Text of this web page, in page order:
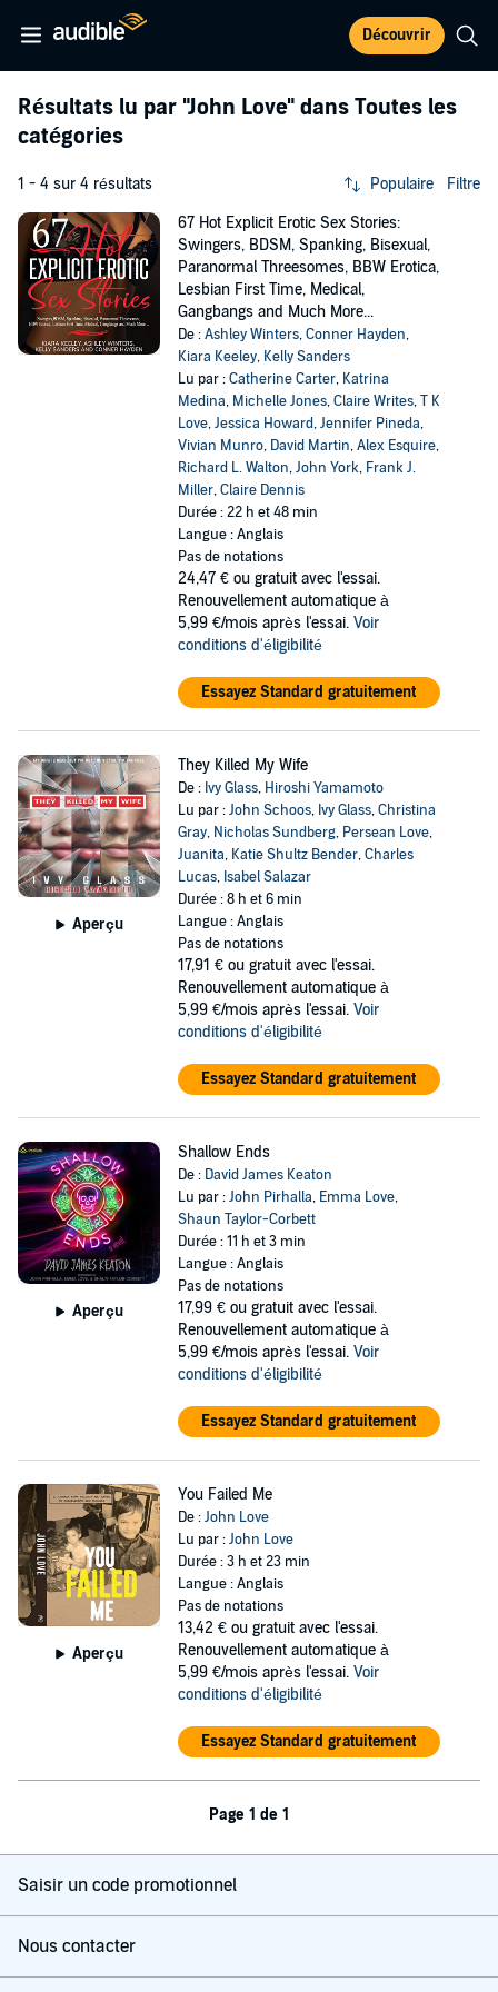
Découvrir
Résultats lu par "John Love" dans Toutes les
catégories
1 - 4 sur 4 résultats Populaire Filtre
67 Hot Explicit Erotic Sex Stories:
Swingers, BDSM, Spanking, Bisexual,
Paranormal Threesomes, BBW Erotica,
Lesbian First Time, Medical,
Gangbangs and Much More...
De :Ashley Winters,Conner Hayden,
Kiara Keeley, Kelly Sanders
Lu par :Catherine Carter, Katrina
Medina, Michelle Jones,Claire Writes,T K
Love,Jessica Howard,Jennifer Pineda,
Vivian Munro, David Martin,Alex Esquire,
Richard L. Walton,John York, Frank J.
Miller,Claire Dennis
Durée : 22 h et 48 min
Langue : Anglais
Pas de notations
24,47 € ou gratuit avec l'essai.
Renouvellement automatique à
5,99 €/mois après l'essai. Voir
conditions d'éligibilité
Essayez Standard gratuitement
Aperçu
They Killed My Wife
De : Ivy Glass, Hiroshi Yamamoto
Lu par :John Schoos, Ivy Glass,Christina
Gray, Nicholas Sundberg, Persean Love,
Juanita, Katie Shultz Bender,Charles
Lucas, Isabel Salazar
Durée : 8 h et 6 min
Langue : Anglais
Pas de notations
17,91 € ou gratuit avec l'essai.
Renouvellement automatique à
5,99 €/mois après l'essai. Voir
conditions d'éligibilité
Essayez Standard gratuitement
Aperçu
Shallow Ends
De : David James Keaton
Lu par :John Pirhalla, Emma Love,
Shaun Taylor-Corbett
Durée : 11 h et 3 min
Langue : Anglais
Pas de notations
17,99 € ou gratuit avec l'essai.
Renouvellement automatique à
5,99 €/mois après l'essai. Voir
conditions d'éligibilité
Essayez Standard gratuitement
Aperçu
You Failed Me
De :John Love
Lu par :John Love
Durée : 3 h et 23 min
Langue : Anglais
Pas de notations
13,42 € ou gratuit avec l'essai.
Renouvellement automatique à
5,99 €/mois après l'essai. Voir
conditions d'éligibilité
Essayez Standard gratuitement
Page 1 de 1
Saisir un code promotionnel
Nous contacter